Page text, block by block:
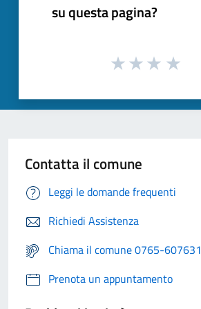
su questa pagina?
Contatta il comune
Leggi le domande frequenti
Richiedi Assistenza
Chiama il comune 0765-607631
Prenota un appuntamento